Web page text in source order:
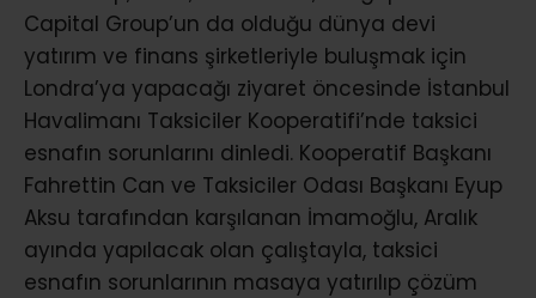
Capital Group’un da olduğu dünya devi
yatırım ve finans şirketleriyle buluşmak için
Londra’ya yapacağı ziyaret öncesinde İstanbul
Havalimanı Taksiciler Kooperatifi’nde taksici
esnafın sorunlarını dinledi. Kooperatif Başkanı
Fahrettin Can ve Taksiciler Odası Başkanı Eyup
Aksu tarafından karşılanan İmamoğlu, Aralık
ayında yapılacak olan çalıştayla, taksici
esnafın sorunlarının masaya yatırılıp çözüm